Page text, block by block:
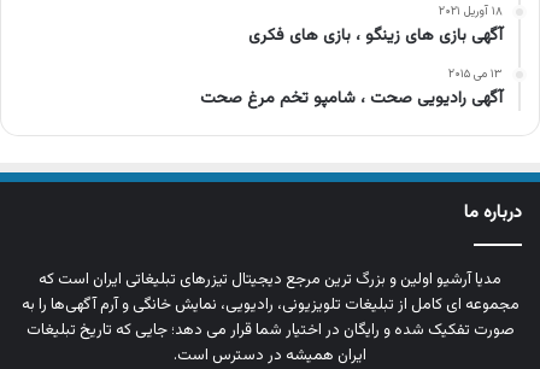
۱۸ آوریل ۲۰۲۱
آگهی بازی های زینگو ، بازی های فکری
۱۳ می ۲۰۱۵
آگهی رادیویی صحت ، شامپو تخم مرغ صحت
درباره ما
مدیا آرشیو اولین و بزرگ‌ ترین مرجع دیجیتال تیزرهای تبلیغاتی ایران است که
مجموعه‌ ای کامل از تبلیغات تلویزیونی، رادیویی، نمایش خانگی و آرم‌ آگهی‌ها را به‌
صورت تفکیک‌ شده و رایگان در اختیار شما قرار می‌ دهد؛ جایی که تاریخ تبلیغات
ایران همیشه در دسترس است.